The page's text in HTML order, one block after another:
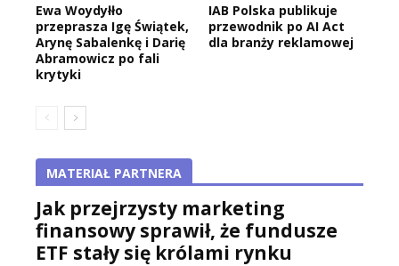
Ewa Woydyłło
przeprasza Igę Świątek,
Arynę Sabalenkę i Darię
Abramowicz po fali
krytyki
IAB Polska publikuje
przewodnik po AI Act
dla branży reklamowej
MATERIAŁ PARTNERA
Jak przejrzysty marketing
finansowy sprawił, że fundusze
ETF stały się królami rynku